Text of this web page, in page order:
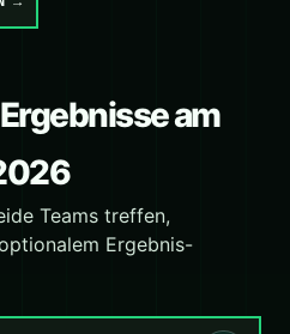
am
Teams treffen,
Ergebnis-